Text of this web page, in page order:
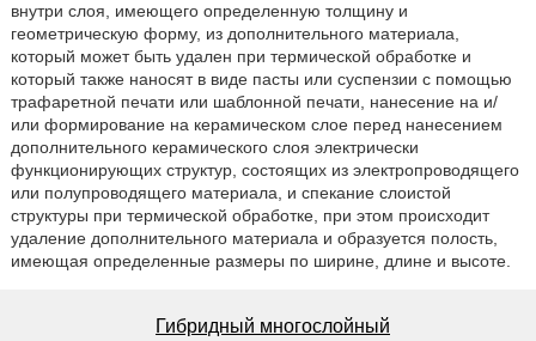
внутри слоя, имеющего определенную толщину и
геометрическую форму, из дополнительного материала,
который может быть удален при термической обработке и
который также наносят в виде пасты или суспензии с помощью
трафаретной печати или шаблонной печати, нанесение на и/
или формирование на керамическом слое перед нанесением
дополнительного керамического слоя электрически
функционирующих структур, состоящих из электропроводящего
или полупроводящего материала, и спекание слоистой
структуры при термической обработке, при этом происходит
удаление дополнительного материала и образуется полость,
имеющая определенные размеры по ширине, длине и высоте.
Гибридный многослойный